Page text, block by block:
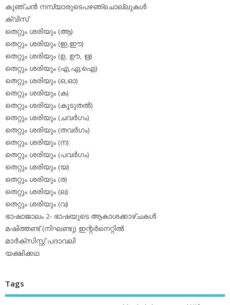
കുഞ്ചന്‍ നമ്പ്യാരുടെപഴഞ്ചൊല്ലുകള്‍
ക്വിസ്
തെറ്റും ശരിയും (ആ)
തെറ്റും ശരിയും (ഇ,ഈ)
തെറ്റും ശരിയും (ഉ, ഊ, ഋ)
തെറ്റും ശരിയും (എ,ഏ,ഐ)
തെറ്റും ശരിയും (ഒ,ഓ)
തെറ്റും ശരിയും (ക)
തെറ്റും ശരിയും (കൂടുതല്‍)
തെറ്റും ശരിയും (ചവര്‍ഗം)
തെറ്റും ശരിയും (തവര്‍ഗം)
തെറ്റും ശരിയും (ന)
തെറ്റും ശരിയും (പവര്‍ഗം)
തെറ്റും ശരിയും (യ)
തെറ്റും ശരിയും (ര)
തെറ്റും ശരിയും (ല)
തെറ്റും ശരിയും (വ)
ഭാഷാജാലം 2- ഭാഷയുടെ ആകാശക്കാഴ്ചകള്‍
മഷിത്തണ്ട് (നിഘണ്ടു) ഇന്റര്‍നെറ്റില്‍
മാര്‍ക്‌സിസ്റ്റ് പദാവലി
യക്ഷിക്കഥ
Tags